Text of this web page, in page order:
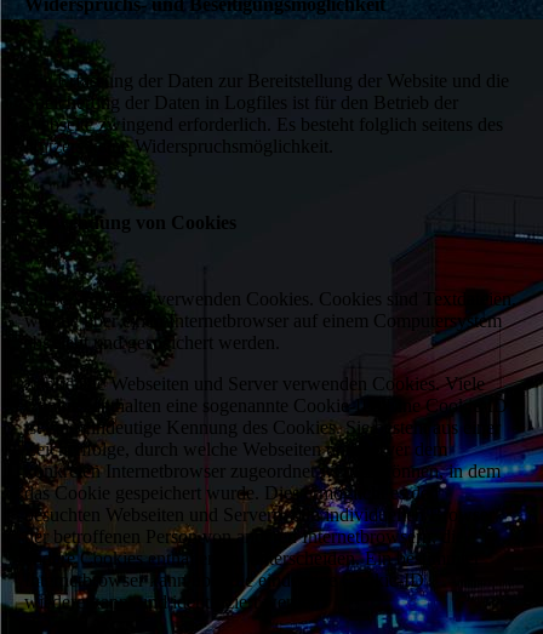
Die Erfassung der Daten zur Bereitstellung der Website und die
Speicherung der Daten in Logfiles ist für den Betrieb der
Webseite zwingend erforderlich. Es besteht folglich seitens des
Nutzers keine Widerspruchsmöglichkeit.
Verwendung von Cookies
Diese Webseiten verwenden Cookies. Cookies sind Textdateien,
welche über einen Internetbrowser auf einem Computersystem
abgelegt und gespeichert werden.
Zahlreiche Webseiten und Server verwenden Cookies. Viele
Cookies enthalten eine sogenannte Cookie-ID. Eine Cookie-ID
ist eine eindeutige Kennung des Cookies. Sie besteht aus einer
Zeichenfolge, durch welche Webseiten und Server dem
konkreten Internetbrowser zugeordnet werden können, in dem
das Cookie gespeichert wurde. Dies ermöglicht es den
besuchten Webseiten und Servern, den individuellen Browser
der betroffenen Person von anderen Internetbrowsern, die
andere Cookies enthalten, zu unterscheiden. Ein bestimmter
Internetbrowser kann über die eindeutige Cookie-ID
wiedererkannt und identifiziert werden.